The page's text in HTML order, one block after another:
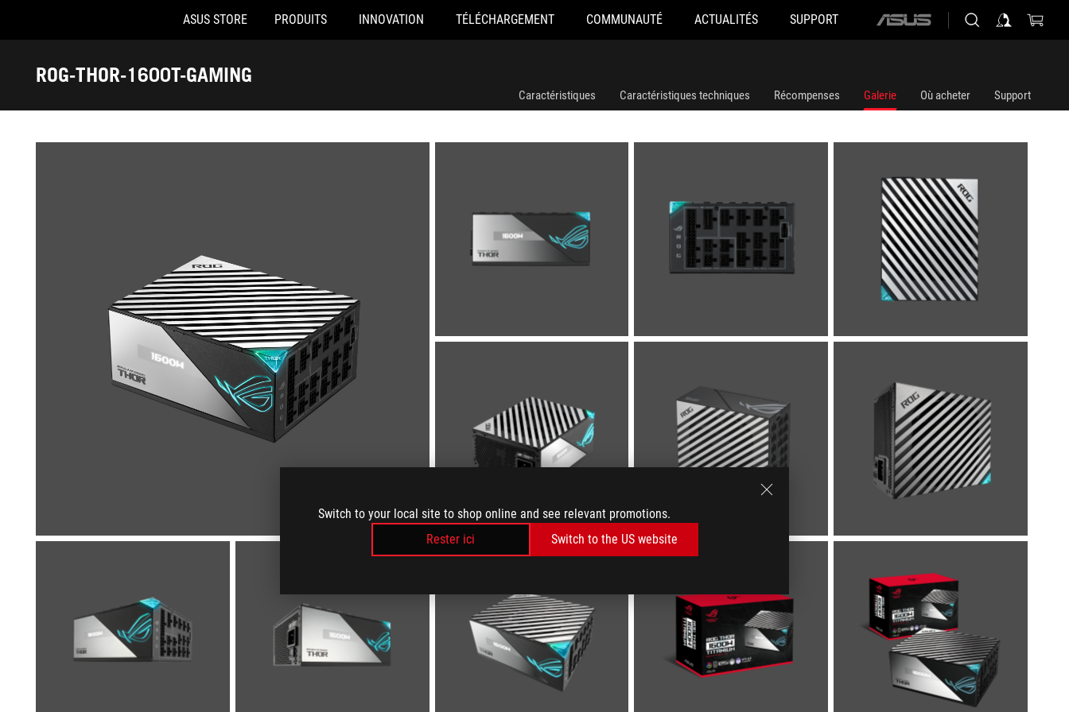
Switch to your local site to shop online and see relevant promotions.
Rester ici
Switch to the US website
Accessibility links
ASUS STORE PRODUITS INNOVATION TÉLÉCHARGEMENT COMMUNAUTÉ ACTUALITÉS SUPPORT
ASUS
ROG-THOR-1600T-GAMING
Galerie
Caractéristiques Caractéristiques techniques Récompenses Galerie Où acheter Support